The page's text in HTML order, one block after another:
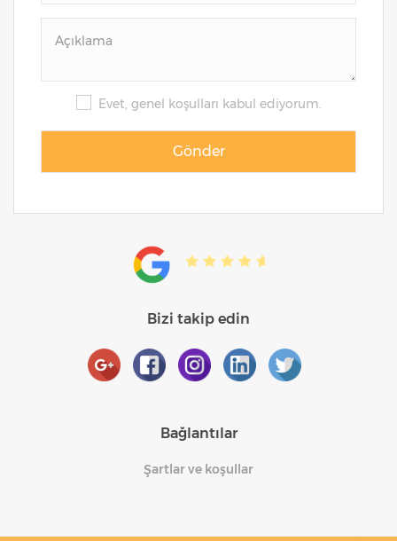
Evet, genel koşulları kabul ediyorum.
Bizi takip edin
Bağlantılar
Şartlar ve koşullar